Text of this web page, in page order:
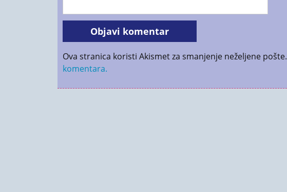
Ova stranica koristi Akismet za smanjenje neželjene pošte.
komentara.